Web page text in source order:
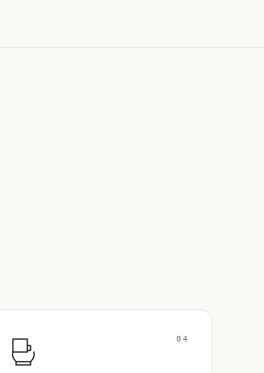
04